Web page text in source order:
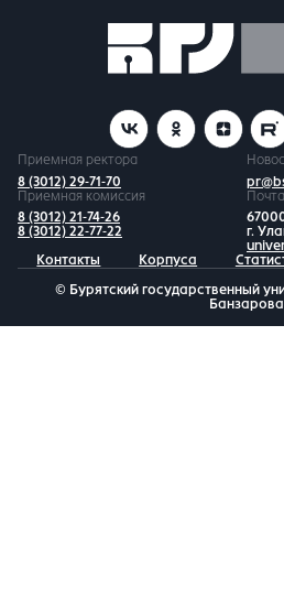
Приемная ректора
8 (3012) 29-71-70
Приемная комиссия
8 (3012) 21-74-26
8 (3012) 22-77-22
Почта
г.
Контакты
Корпуса
© Бурятский государственный
Банзарова